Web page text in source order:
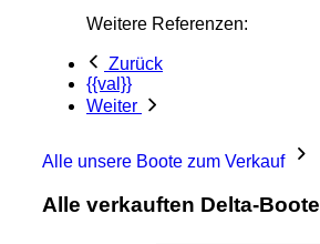
Weitere Referenzen:
Zurück
{{val}}
Weiter
Alle unsere Boote zum Verkauf
Alle verkauften Delta-Boote